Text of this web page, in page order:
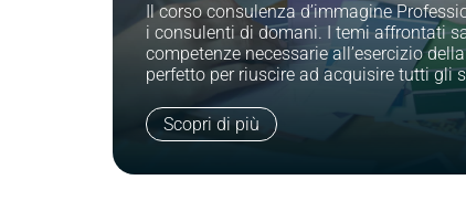
Il corso consulenza d’immagine
i consulenti di domani. I temi affrontati
competenze necessarie all’esercizio
perfetto per riuscire ad acquisire tutti gli
Scopri di più